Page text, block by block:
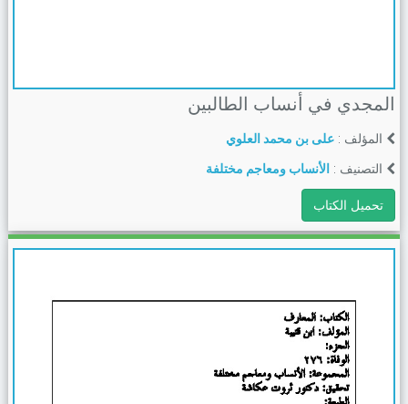
المجدي في أنساب الطالبين
المؤلف : على بن محمد العلوي
التصنيف : الأنساب ومعاجم مختلفة
تحميل الكتاب